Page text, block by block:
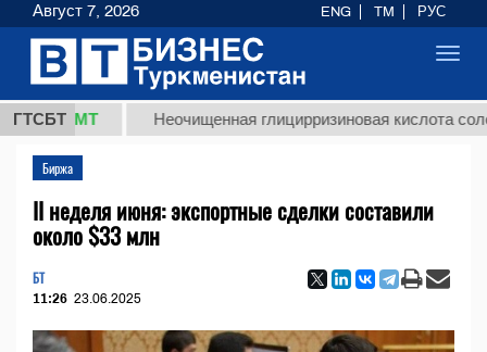
ГТСБТ
ТМТ Неочищенная глицирризиновая кислота
Биржа
II неделя июня: экспортные сделки составили
около $33 млн
БТ
11:26 23.06.2025
Август 7, 2026 ENG TM РУС